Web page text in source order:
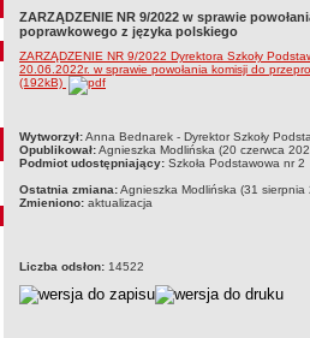
ZARZĄDZENIE NR 9/2022 w sprawie
poprawkowego z języka polskiego
ZARZĄDZENIE NR 9/2022 Dyrektora Szkoły
20.06.2022r. w sprawie powołania komisji do
(192kB)
metryczka
Wytworzył:Anna Bednarek - Dyrektor Szkoły
Opublikował:Agnieszka Modlińska (20 czerwca
Podmiot udostępniający: Szkoła Podstawowa nr 2
Ostatnia zmiana:Agnieszka Modlińska (31
Zmieniono: aktualizacja
Liczba odsłon: 14522